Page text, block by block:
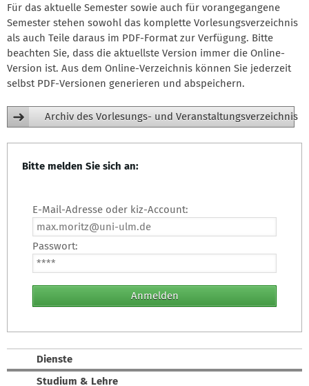
Für das aktuelle Semester sowie auch für vorangegangene
Semester stehen sowohl das komplette Vorlesungsverzeichnis
als auch Teile daraus im PDF-Format zur Verfügung. Bitte
beachten Sie, dass die aktuellste Version immer die Online-
Version ist. Aus dem Online-Verzeichnis können Sie jederzeit
selbst PDF-Versionen generieren und abspeichern.
Archiv des Vorlesungs- und Veranstaltungsverzeichnis
Bitte melden Sie sich an:
E-Mail-Adresse oder kiz-Account:
Passwort:
Dienste
Studium & Lehre